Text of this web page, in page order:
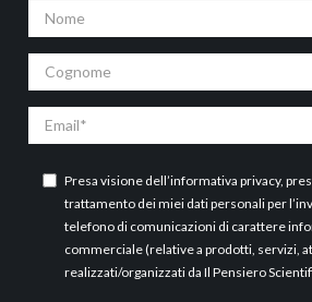
Nome
Cognome
Email
Presa visione dell’informativa privacy,
trattamento dei miei dati personali per
telefono di comunicazioni di carattere
commerciale (relative a prodotti, servizi,
realizzati/organizzati da Il Pensiero